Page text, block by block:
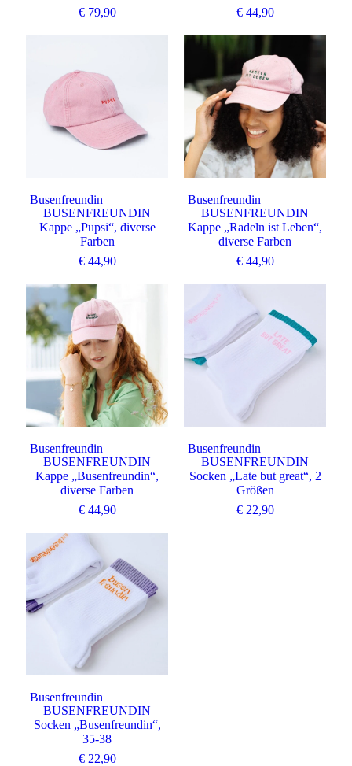
€79,90
€44,90
Busenfreundin
BUSENFREUNDIN
Kappe „Pupsi“, diverse
Farben
€44,90
Busenfreundin
BUSENFREUNDIN
Kappe „Radeln ist Leben“,
diverse Farben
€44,90
Busenfreundin
BUSENFREUNDIN
Kappe „Busenfreundin“,
diverse Farben
€44,90
Busenfreundin
BUSENFREUNDIN
Socken „Late but great“, 2
Größen
€22,90
Busenfreundin
BUSENFREUNDIN
Socken „Busenfreundin“,
35-38
€22,90